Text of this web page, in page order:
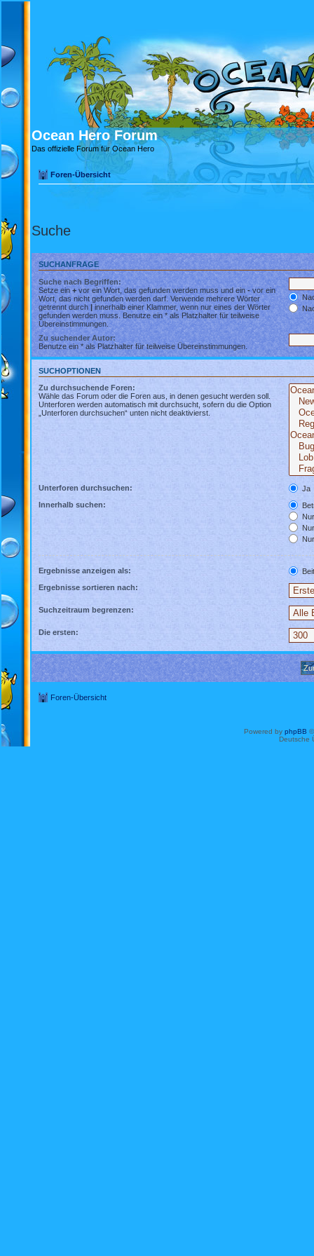
Ocean Hero Forum
Das offizielle Forum für Ocean Hero
Foren-Übersicht
Suche
SUCHANFRAGE
Suche nach Begriffen:
Setze ein+ vor ein Wort, das gefunden werden muss und ein- vor ein
Wort, das nicht gefunden werden darf. Verwende mehrere Wörter
getrennt durch|innerhalb einer Klammer, wenn nur eines der Wörter
gefunden werden muss. Benutze ein * als Platzhalter für teilweise
Übereinstimmungen.
Zu suchender Autor:
Benutze ein * als Platzhalter für teilweise Übereinstimmungen.
SUCHOPTIONEN
Zu durchsuchende Foren:
Wähle das Forum oder die Foren aus, in denen gesucht werden soll.
Unterforen werden automatisch mit durchsucht, sofern du die Option
„Unterforen durchsuchen“ unten nicht deaktivierst.
Unterforen durchsuchen:
Ja
Innerhalb suchen:
Ergebnisse anzeigen als:
Ergebnisse sortieren nach:
Suchzeitraum begrenzen:
Die ersten:
Foren-Übersicht
Powered by phpBB
Deutsche